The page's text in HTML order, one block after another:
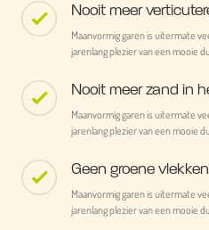
Nooit meer
Maanvormig garen is uitermate
jarenlang plezier van een mooie
Nooit meer zand in
Maanvormig garen is uitermate
jarenlang plezier van een mooie
Geen groene
Maanvormig garen is uitermate
jarenlang plezier van een mooie